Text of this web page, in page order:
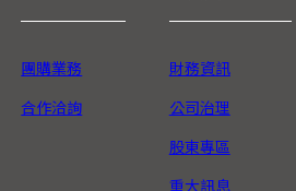
團購業務
合作洽詢
財務資訊
公司治理
股東專區
重大訊息